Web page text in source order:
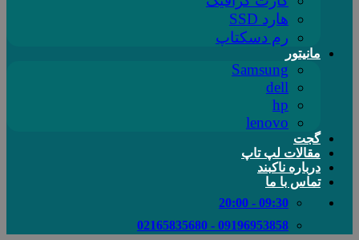
هارد SSD
رم دسکتاپ
مانیتور
Samsung
dell
hp
lenovo
گجت
مقالات لپ تاپ
درباره ناکبند
تماس با ما
09:30 - 20:00
09196953858 - 02165835680